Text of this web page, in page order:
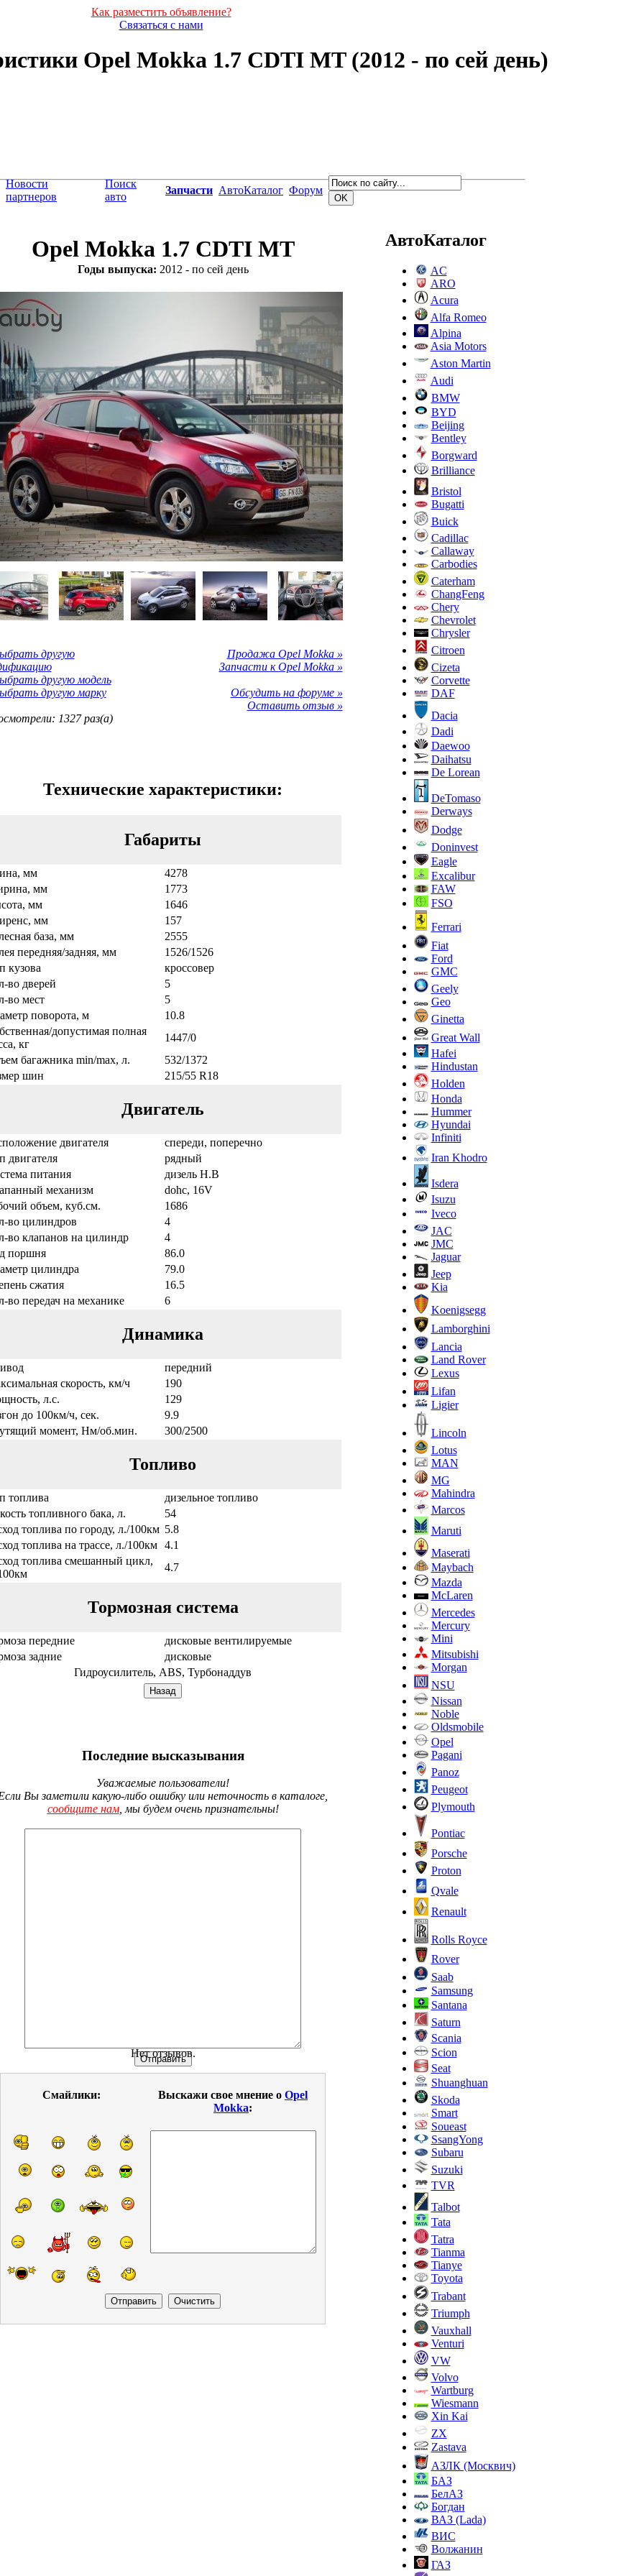
Как разместить объявление?
Связаться с нами
Opel Mokka 1.7 CDTI MT (2012 - по сей день)
Новости
партнеров
Поиск
авто
Запчасти АвтоКаталог Форум
Opel Mokka 1.7 CDTI MT
Годы выпуска: 2012 - по сей день
другую
другую модель
другую марку
1327 раз(а)
Продажа Opel Mokka »
Запчасти к Opel Mokka »
Обсудить на форуме »
Оставить отзыв »
Технические характеристики:
Габариты
мм
4278
мм
1773
мм
1646
мм
157
база, мм
2555
передняя/задняя, мм
1526/1526
кузова
кроссовер
во дверей
5
во мест
5
поворота, м
10.8
допустимая полная
кг
1447/0
багажника min/max, л.
532/1372
шин
215/55 R18
Двигатель
двигателя
спереди, поперечно
двигателя
рядный
питания
дизель Н.В
механизм
dohc, 16V
объем, куб.см.
1686
во цилиндров
4
во клапанов на цилиндр
4
поршня
86.0
цилиндра
79.0
сжатия
16.5
во передач на механике
6
Динамика
передний
скорость, км/ч
190
л.с.
129
до 100км/ч, сек.
9.9
момент, Нм/об.мин.
300/2500
Топливо
топлива
дизельное топливо
топливного бака, л.
54
топлива по городу, л./100км 5.8
топлива на трассе, л./100км
4.1
топлива смешанный цикл,
4.7
Тормозная система
передние
дисковые вентилируемые
задние
дисковые
Гидроусилитель, ABS, Турбонаддув
Последние высказывания
Уважаемые пользователи!
Вы заметили какую-либо ошибку или неточность в каталоге,
сообщите нам, мы будем очень признательны!
Нет отзывов.
Смайлики: Выскажи свое мнение о Opel
Mokka:
АвтоКаталог
AC
ARO
Acura
Alfa Romeo
Alpina
Asia Motors
Aston Martin
Audi
BMW
BYD
Beijing
Bentley
Borgward
Brilliance
Bristol
Bugatti
Buick
Cadillac
Callaway
Carbodies
Caterham
ChangFeng
Chery
Chevrolet
Chrysler
Citroen
Cizeta
Corvette
DAF
Dacia
Dadi
Daewoo
Daihatsu
De Lorean
DeTomaso
Derways
Dodge
Doninvest
Eagle
Excalibur
FAW
FSO
Ferrari
Fiat
Ford
GMC
Geely
Geo
Ginetta
Great Wall
Hafei
Hindustan
Holden
Honda
Hummer
Hyundai
Infiniti
Iran Khodro
Isdera
Isuzu
Iveco
JAC
JMC
Jaguar
Jeep
Kia
Koenigsegg
Lamborghini
Lancia
Land Rover
Lexus
Lifan
Ligier
Lincoln
Lotus
MAN
MG
Mahindra
Marcos
Maruti
Maserati
Maybach
Mazda
McLaren
Mercedes
Mercury
Mini
Mitsubishi
Morgan
NSU
Nissan
Noble
Oldsmobile
Opel
Pagani
Panoz
Peugeot
Plymouth
Pontiac
Porsche
Proton
Qvale
Renault
Rolls Royce
Rover
Saab
Samsung
Santana
Saturn
Scania
Scion
Seat
Shuanghuan
Skoda
Smart
Soueast
SsangYong
Subaru
Suzuki
TVR
Talbot
Tata
Tatra
Tianma
Tianye
Toyota
Trabant
Triumph
Vauxhall
Venturi
VW
Volvo
Wartburg
Wiesmann
Xin Kai
ZX
Zastava
АЗЛК (Москвич)
БАЗ
БелАЗ
Богдан
ВАЗ (Lada)
ВИС
Волжанин
ГАЗ